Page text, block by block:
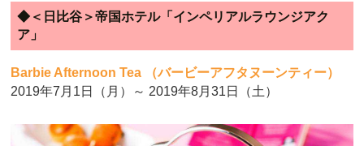
◆＜日比谷＞帝国ホテル「インペリアルラウンジアク
ア」
Barbie Afternoon Tea （バービーアフタヌーンティー）
2019年7月1日（月）～ 2019年8月31日（土）